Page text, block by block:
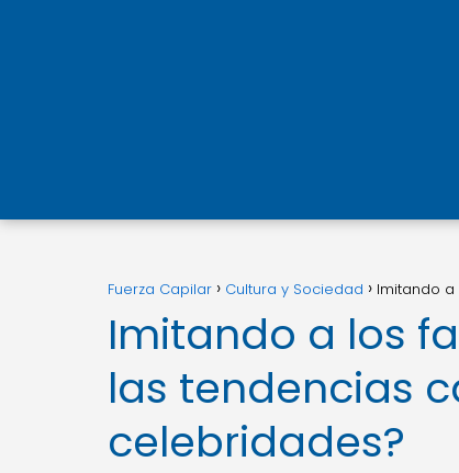
Fuerza Capilar Cultura y Sociedad Imitando
Imitando a los
las tendencias
celebridades?